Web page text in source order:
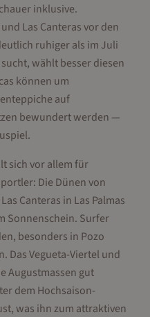
inklusive.
Las Canteras vor den
ruhiger als im Juli
wählt besser diesen
können um
auf
bewundert werden —
sich vor allem für
Die Dünen von
Canteras in Las Palmas
Sonnenschein. Surfer
besonders in Pozo
Das Vegueta-Viertel und
Augustmassen gut
dem Hochsaison-
was ihn zum attraktiven